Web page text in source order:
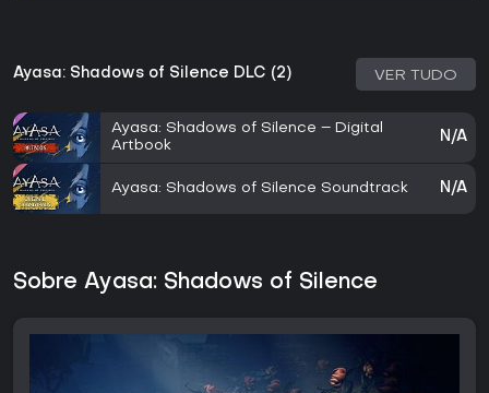
Ayasa: Shadows of Silence DLC (2) VER TUDO
Ayasa: Shadows of Silence – Digital
Artbook
N/A
Ayasa: Shadows of Silence Soundtrack N/A
Sobre Ayasa: Shadows of Silence